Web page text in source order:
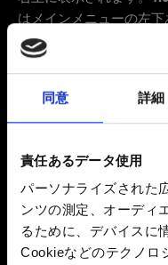
同意 詳細
責任あるデータ使用
パーソナライズされた
ンツの測定、オーディ
るために、デバイスに
Cookieなどのテクノロ
はメインメニューの左下
2.31 (最新)
その他
発生している問題の